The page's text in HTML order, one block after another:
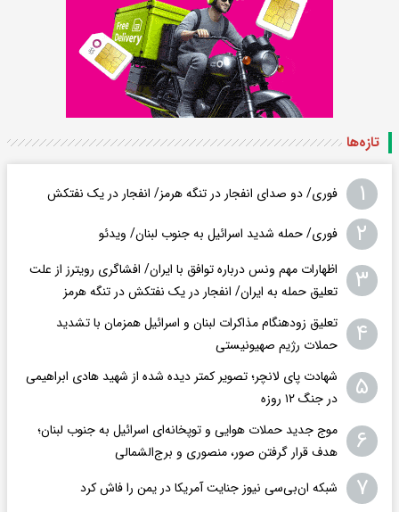
تازه‌ها
۱ فوری/ دو صدای انفجار در تنگه هرمز/ انفجار در یک نفتکش
۲ فوری/ حمله شدید اسرائیل به جنوب لبنان/ ویدئو
۳
اظهارات مهم ونس درباره توافق با ایران/ افشاگری رویترز از علت
تعلیق حمله به ایران/ انفجار در یک نفتکش در تنگه هرمز
۴
تعلیق زودهنگام مذاکرات لبنان و اسرائیل همزمان با تشدید
حملات رژیم صهیونیستی
۵
شهادت پای لانچر؛ تصویر کمتر دیده شده از شهید هادی ابراهیمی
در جنگ ۱۲ روزه
۶
موج جدید حملات هوایی و توپخانه‌ای اسرائیل به جنوب لبنان؛
هدف قرار گرفتن صور، منصوری و برج‌الشمالی
۷ شبکه ان‌بی‌سی نیوز جنایت آمریکا در یمن را فاش کرد